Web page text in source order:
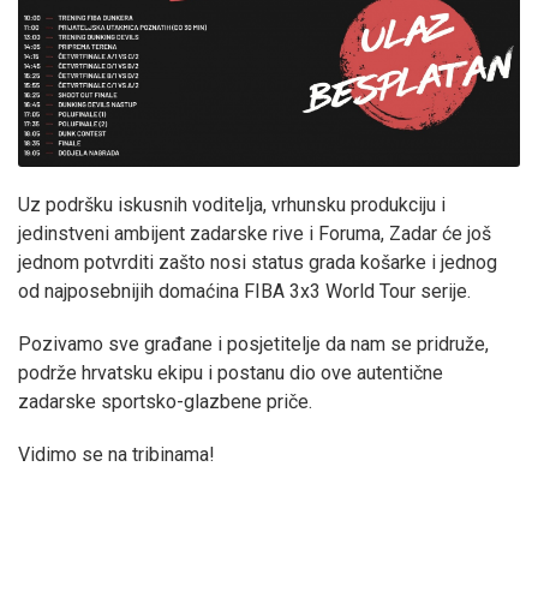
Uz podršku iskusnih voditelja, vrhunsku produkciju i
jedinstveni ambijent zadarske rive i Foruma, Zadar će još
jednom potvrditi zašto nosi status grada košarke i jednog
od najposebnijih domaćina FIBA 3x3 World Tour serije.
Pozivamo sve građane i posjetitelje da nam se pridruže,
podrže hrvatsku ekipu i postanu dio ove autentične
zadarske sportsko-glazbene priče.
Vidimo se na tribinama!